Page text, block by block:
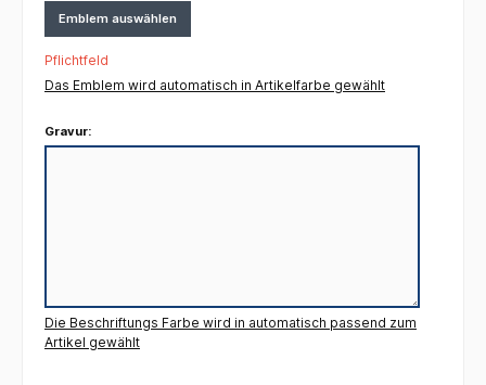
Emblem auswählen
Pflichtfeld
Das Emblem wird automatisch in Artikelfarbe gewählt
Gravur:
Die Beschriftungs Farbe wird in automatisch passend zum
Artikel gewählt